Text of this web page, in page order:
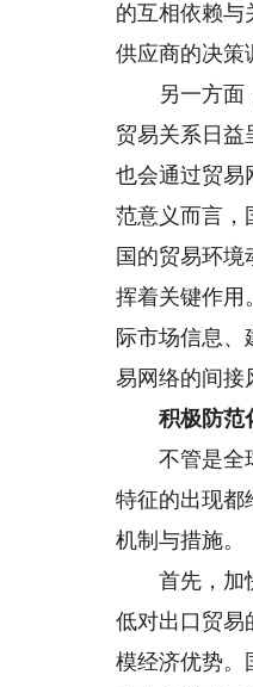
的互相依赖与
供应商的决策
另一方面，
贸易关系日益
也会通过贸易
范意义而言，
国的贸易环
挥着关键作用
际市场信息
易网络的间接
积极防范
不管是全球
特征的出现都
机制与措施。
首先，加快
低对出口贸易
模经济优势。